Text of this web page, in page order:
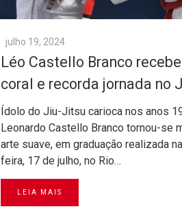
julho 19, 2024
Léo Castello Branco
coral e recorda jornada no
Ídolo do Jiu-Jitsu carioca nos anos
Leonardo Castello Branco tornou-se
arte suave, em graduação realizada
feira, 17 de julho, no Rio…
LEIA MAIS